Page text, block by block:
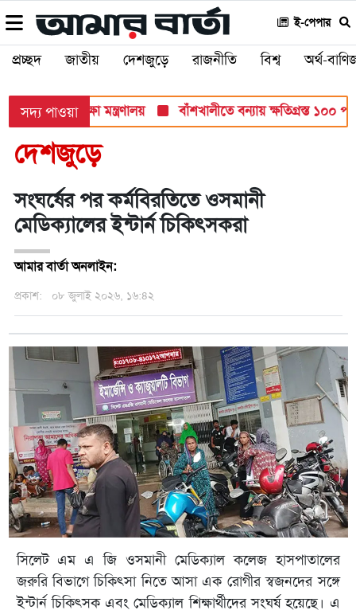
ই-পেপার
প্রচ্ছদ জাতীয় দেশজুড়ে রাজনীতি বিশ্ব অর্থ-
সদ্য পাওয়া
পরীক্ষায়: শিক্ষা মন্ত্রণালয় বাঁশখালীতে বন্যায় ক্ষতিগ্রস্ত ১০০
দেশজুড়ে
সংঘর্ষের পর কর্মবিরতিতে ওসমানী
মেডিক্যালের ইন্টার্ন চিকিৎসকরা
আমার বার্তা অনলাইন:
প্রকাশ: ০৮ জুলাই ২০২৬, ১৬:৪২
সিলেট এম এ জি ওসমানী মেডিক্যাল কলেজ হাসপাতালের
জরুরি বিভাগে চিকিৎসা নিতে আসা এক রোগীর স্বজনদের সঙ্গে
ইন্টার্ন চিকিৎসক এবং মেডিক্যাল শিক্ষার্থীদের সংঘর্ষ হয়েছে। এ